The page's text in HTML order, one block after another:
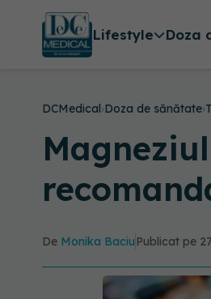
Lifestyle Doza
DCMedical›Doza de sănătate›
De Monika Baciu Publicat pe